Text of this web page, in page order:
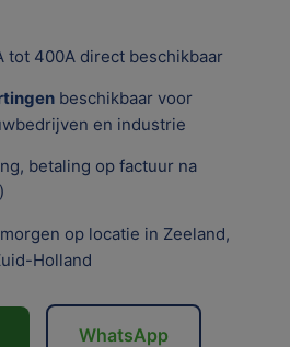
tot 400A direct beschikbaar
beschikbaar voor
en industrie
betaling op factuur na
op locatie in Zeeland,
Holland
WhatsApp